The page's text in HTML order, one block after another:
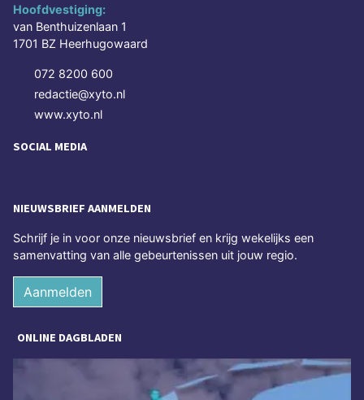
Hoofdvestiging:
van Benthuizenlaan 1
1701 BZ Heerhugowaard
072 8200 600
redactie@xyto.nl
www.xyto.nl
SOCIAL MEDIA
NIEUWSBRIEF AANMELDEN
Schrijf je in voor onze nieuwsbrief en krijg wekelijks een
samenvatting van alle gebeurtenissen uit jouw regio.
Aanmelden
ONLINE DAGBLADEN